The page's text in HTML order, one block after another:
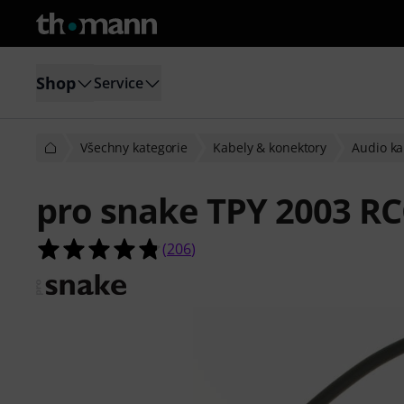
Shop Service
Všechny kategorie Kabely & konektory Audio
pro snake TPY 2003
4.8 z 5 hvězdiček z celkového počtu
(206)